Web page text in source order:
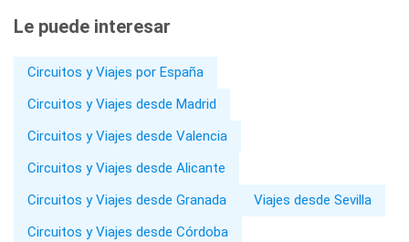
Le puede interesar
Circuitos y Viajes por España
Circuitos y Viajes desde Madrid
Circuitos y Viajes desde Valencia
Circuitos y Viajes desde Alicante
Circuitos y Viajes desde Granada
Viajes desde Sevilla
Circuitos y Viajes desde Córdoba